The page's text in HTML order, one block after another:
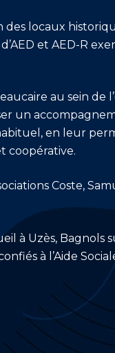
locaux
et AED-R
au sein de
un
en leur
coopérative.
Coste,
à Uzès,
à l’Aide